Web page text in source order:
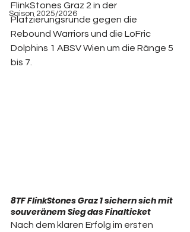
Saison 2025/2026
FlinkStones Graz 2 in der
Platzierungsrunde gegen die
Rebound Warriors und die LoFric
Dolphins 1 ABSV Wien um die Ränge 5
bis 7.
8TF FlinkStones Graz 1 sichern sich mit
souveränem Sieg das Finalticket
Nach dem klaren Erfolg im ersten